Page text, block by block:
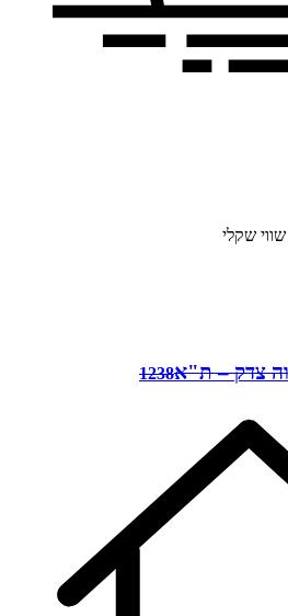
שקלי
צדק – ת"א1238